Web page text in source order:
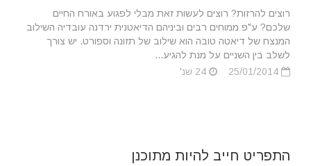
רוצים להרזות? רוצים לעשות זאת מבלי לפגוע באורח החיים
שלכם? ע"פ ממוחים רבים וביניהם הדיאטנית ירדנה עובדיה השילוב
המנצח של דיאטה טובה הוא שילוב של תזונה וספורט. יש צורך
לשלב בין השניים על מנת להגיע...
התפריט חייב להיות מתוכנן